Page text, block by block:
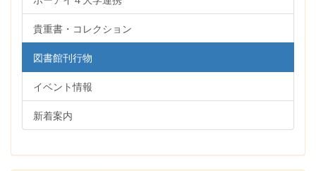
貴重書・コレクション
図書館刊行物
イベント情報
新着案内